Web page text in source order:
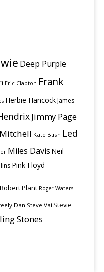
Deep Purple
Eric Clapton Frank
Herbie HancockJames
Jimmy Page
Kate Bush Led
Miles Davis Neil
Pink Floyd
Robert Plant Roger Waters
Dan Steve Vai Stevie
Stones